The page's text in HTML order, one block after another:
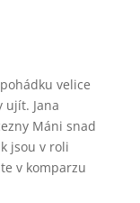
velice
ujít. Jana
Máni snad
jsou v roli
v komparzu